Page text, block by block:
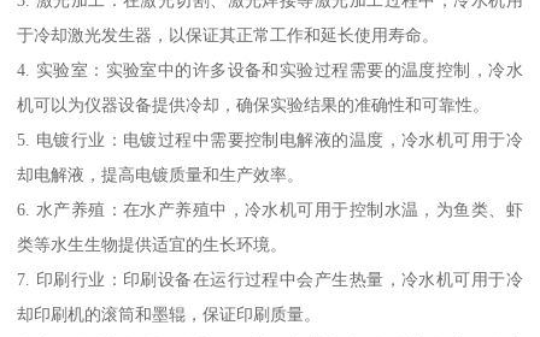
于冷却激光发生器，以保证其正常工作和延长使用寿命。
4. 实验室：实验室中的许多设备和实验过程需要的温度控制，冷水
机可以为仪器设备提供冷却，确保实验结果的准确性和可靠性。
5. 电镀行业：电镀过程中需要控制电解液的温度，冷水机可用于冷
却电解液，提高电镀质量和生产效率。
6. 水产养殖：在水产养殖中，冷水机可用于控制水温，为鱼类、虾
类等水生生物提供适宜的生长环境。
7. 印刷行业：印刷设备在运行过程中会产生热量，冷水机可用于冷
却印刷机的滚筒和墨辊，保证印刷质量。